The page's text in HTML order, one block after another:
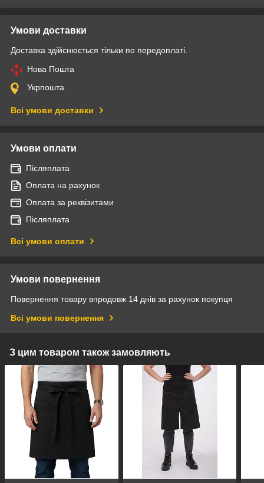
Умови доставки
Доставка здійснюється тільки по передоплаті.
Нова Пошта
Укрпошта
Всі умови доставки
Умови оплати
Післяплата
Оплата на рахунок
Оплата за реквізитами
Післяплата
Всі умови оплати
Умови повернення
Повернення товару впродовж 14 днів за рахунок покупця
Всі умови повернення
З цим товаром також замовляють